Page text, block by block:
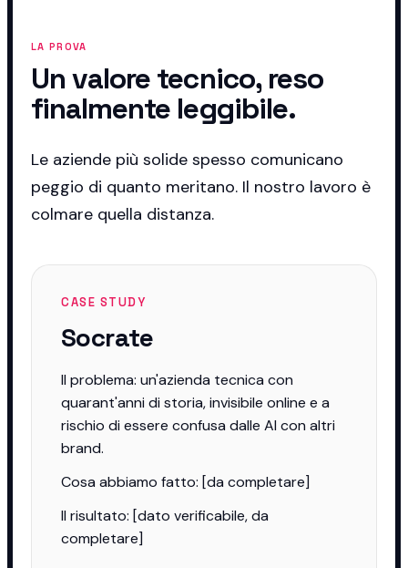
LA PROVA
Un valore tecnico, reso
finalmente leggibile.
Le aziende più solide spesso comunicano
peggio di quanto meritano. Il nostro lavoro è
colmare quella distanza.
CASE STUDY
Socrate
Il problema: un'azienda tecnica con
quarant'anni di storia, invisibile online e a
rischio di essere confusa dalle AI con altri
brand.
Cosa abbiamo fatto: [da completare]
Il risultato: [dato verificabile, da
completare]